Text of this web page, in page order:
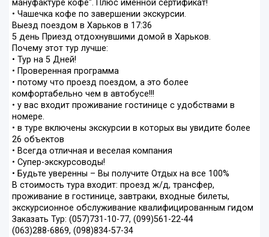
мануфактуре кофе". Плюс именной сертификат!
• Чашечка кофе по завершении экскурсии.
Выезд поездом в Харьков в 17:36
5 день Приезд отдохнувшими домой в Харьков.
Почему этот тур лучше:
• Тур на 5 Дней!
• Проверенная программа
• потому что проезд поездом, а это более
комфортабельно чем в автобусе!!!
• у вас входит проживание гостинице с удобствами в
номере.
• в туре включены экскурсии в которых вы увидите более
26 объектов
• Всегда отличная и веселая компания
• Супер-экскурсоводы!
• Будьте уверенны – Вы получите Отдых на все 100%
В стоимость тура входит: проезд ж/д, трансфер,
проживание в гостинице, завтраки, входные билеты,
экскурсионное обслуживание квалифицированным гидом
Заказать Тур: (057)731-10-77, (099)561-22-44
(063)288-6869, (098)834-57-34